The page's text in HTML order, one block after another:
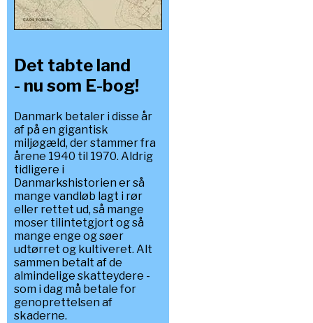
Det tabte land
- nu som E-bog!
Danmark betaler i disse år
af på en gigantisk
miljøgæld, der stammer fra
årene 1940 til 1970. Aldrig
tidligere i
Danmarkshistorien er så
mange vandløb lagt i rør
eller rettet ud, så mange
moser tilintetgjort og så
mange enge og søer
udtørret og kultiveret. Alt
sammen betalt af de
almindelige skatteydere -
som i dag må betale for
genoprettelsen af
skaderne.